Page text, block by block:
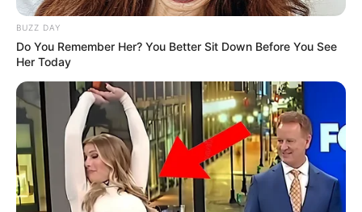
Serem! 9 Chat Ojek Online &
Pelanggan Ini Bikin Auto
Merinding
BUZZ DAY
Do You Remember Her? You Better Sit Down Before You See
Her Today